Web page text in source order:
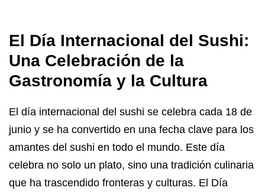
El Día Internacional del Sushi:
Una Celebración de la
Gastronomía y la Cultura
El día internacional del sushi se celebra cada 18 de
junio y se ha convertido en una fecha clave para los
amantes del sushi en todo el mundo. Este día
celebra no solo un plato, sino una tradición culinaria
que ha trascendido fronteras y culturas. El Día